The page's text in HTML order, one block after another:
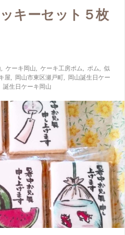
キーセット５枚
ケーキ岡山 ケーキ工房ポム ポム
似
屋 岡山市東区瀬戸町
岡山誕生日ケー
誕生日ケーキ岡山